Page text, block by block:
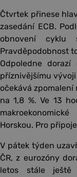
Čtvrtek přinese
zasedání ECB.
obnovení cyklu
Pravděpodobnost
Odpoledne
příznivějšímu
očekává zpomalení
na 1,8 %. Ve 13
Horskou. Pro
V pátek týden
ČR, z eurozóny
letos stále ještě